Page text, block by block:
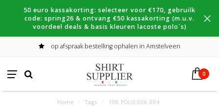
50 euro kassakorting: selecteer voor €170, gebruilk
code: spring26 & ontvang €50 kassakorting (m.u.v.
voordeel deals & basis kleuren lacoste polo´s)
op afspraak bestelling ophalen in Amstelveen
0
Home Tags 108.POLO.006 004